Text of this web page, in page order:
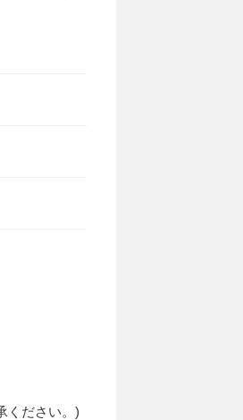
ください。)